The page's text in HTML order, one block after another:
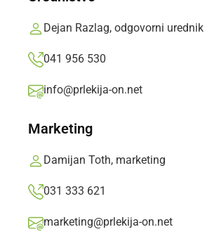
Dejan Razlag, odgovorni urednik
041 956 530
info@prlekija-on.net
Marketing
Damijan Toth, marketing
031 333 621
marketing@prlekija-on.net